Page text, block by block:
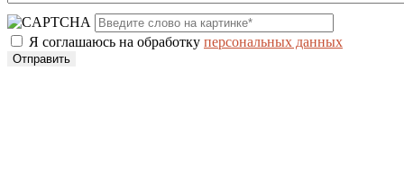
Я соглашаюсь на обработку персональных данных